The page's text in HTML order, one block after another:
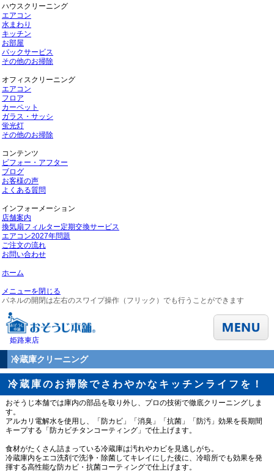
ハウスクリーニング
エアコン
水まわり
キッチン
お部屋
パックサービス
その他のお掃除
オフィスクリーニング
エアコン
フロア
カーペット
ガラス・サッシ
蛍光灯
その他のお掃除
コンテンツ
ビフォー・アフター
ブログ
お客様の声
よくある質問
インフォーメーション
店舗案内
換気扇フィルター定期交換サービス
エアコン2027年問題
ご注文の流れ
お問い合わせ
ホーム
メニューを閉じる
パネルの開閉は左右のスワイプ操作（フリック）でも行うことができます
姫路東店
冷蔵庫クリーニング
冷蔵庫のお掃除でさわやかなキッチンライフを！
おそうじ本舗では庫内の部品を取り外し、プロの技術で徹底クリーニングしま
す。
アルカリ電解水を使用し、「防カビ」「消臭」「抗菌」「防汚」効果を長期間
キープする「防カビチタンコーティング」で仕上げます。
食材がたくさん詰まっている冷蔵庫は汚れやカビを見逃しがち。
冷蔵庫内をエコ洗剤で洗浄・除菌してキレイにした後に、冷暗所でも効果を発
揮する高性能な防カビ・抗菌コーティングで仕上げます。